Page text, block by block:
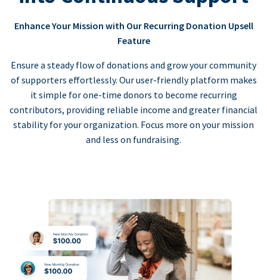
Enhance Your Mission with Our Recurring Donation Upsell
Feature
Ensure a steady flow of donations and grow your community
of supporters effortlessly. Our user-friendly platform makes
it simple for one-time donors to become recurring
contributors, providing reliable income and greater financial
stability for your organization. Focus more on your mission
and less on fundraising.